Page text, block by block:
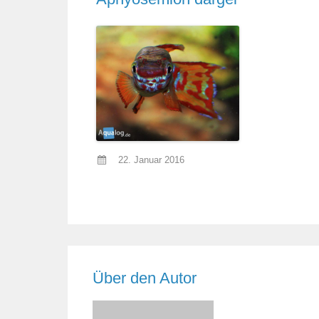
22. Januar 2016
Über den Autor